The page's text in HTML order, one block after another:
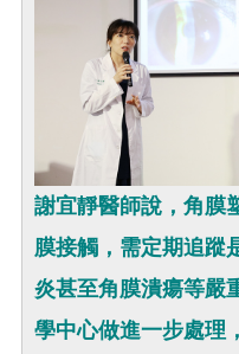
謝宜靜醫師說，角膜
膜接觸，需定期追蹤
炎甚至角膜潰瘍等嚴
學中心做進一步處理